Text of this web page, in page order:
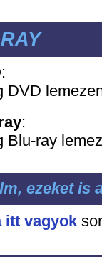
:
DVD
:
Blu-ray
ezeket is
itt vagyok